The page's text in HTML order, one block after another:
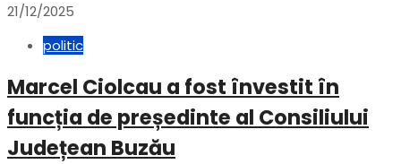
21/12/2025
politic
Marcel Ciolcau a fost învestit în
funcția de președinte al Consiliului
Județean Buzău